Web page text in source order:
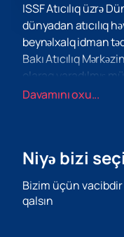
ISSF Atıcılıq üzrə
dünyadan atıcılıq
beynəlxalq idman
Bakı Atıcılıq
olaraq yaradılmış
kompleksdə
simulyatorlar,
və təhlükəsizliyini
Yarışda 80-dən çox
Davamını oxu...
Niyə bizi
Bizim üçün vacibdir
qalsın